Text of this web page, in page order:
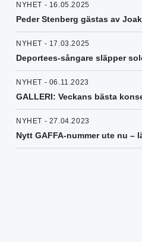
NYHET - 16.05.2025
Peder Stenberg gästas av
NYHET - 17.03.2025
Deportees-sångare släpper
NYHET - 06.11.2023
GALLERI: Veckans bästa
NYHET - 27.04.2023
Nytt GAFFA-nummer ute nu –